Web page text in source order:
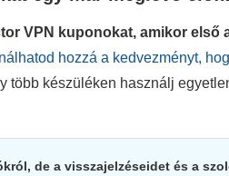
VPN kuponokat, amikor első
hozzá a kedvezményt,
több készüléken használj
de a visszajelzéseidet és a